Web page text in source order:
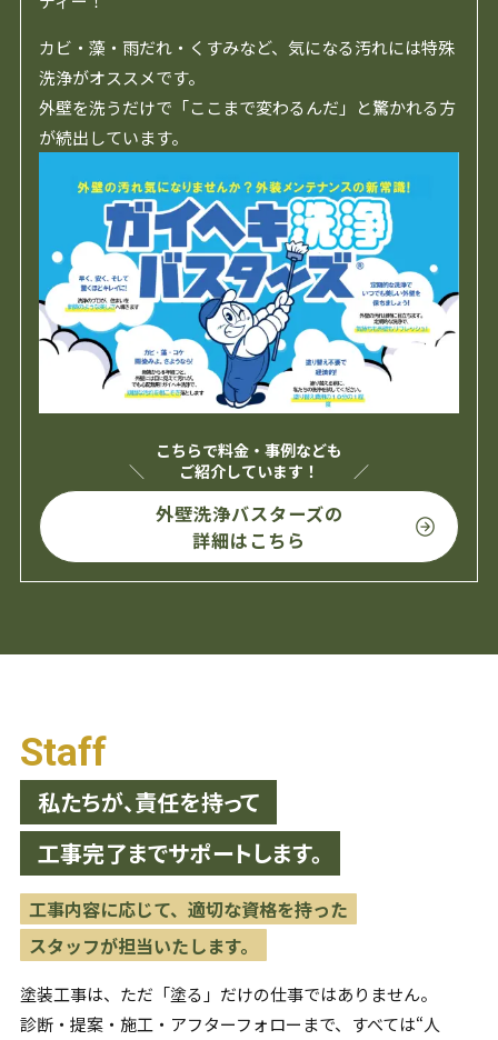
カビ・藻・雨だれ・くすみなど、気になる汚れには特殊
洗浄がオススメです。
外壁を洗うだけで「ここまで変わるんだ」と驚かれる方
が続出しています。
こちらで料金・事例なども
ご紹介しています！
外壁洗浄バスターズの
詳細はこちら
Staff
私たちが、責任を持って
工事完了までサポートします。
工事内容に応じて、適切な資格を持った
スタッフが担当いたします。
塗装工事は、ただ「塗る」だけの仕事ではありません。
診断・提案・施工・アフターフォローまで、すべては“人